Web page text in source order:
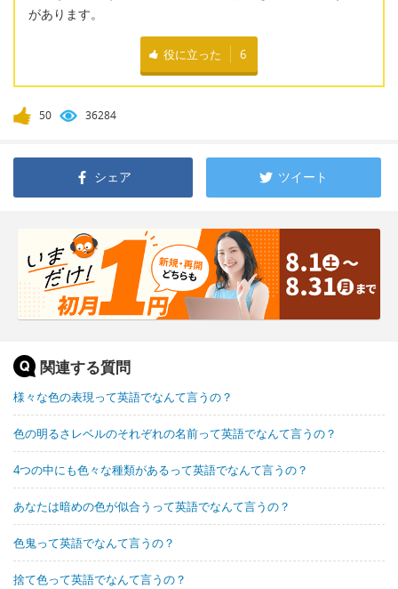
があります。
役に立った 6
50 36284
シェア ツイート
関連する質問
様々な色の表現って英語でなんて言うの？
色の明るさレベルのそれぞれの名前って英語でなんて言うの？
4つの中にも色々な種類があるって英語でなんて言うの？
あなたは暗めの色が似合うって英語でなんて言うの？
色鬼って英語でなんて言うの？
捨て色って英語でなんて言うの？